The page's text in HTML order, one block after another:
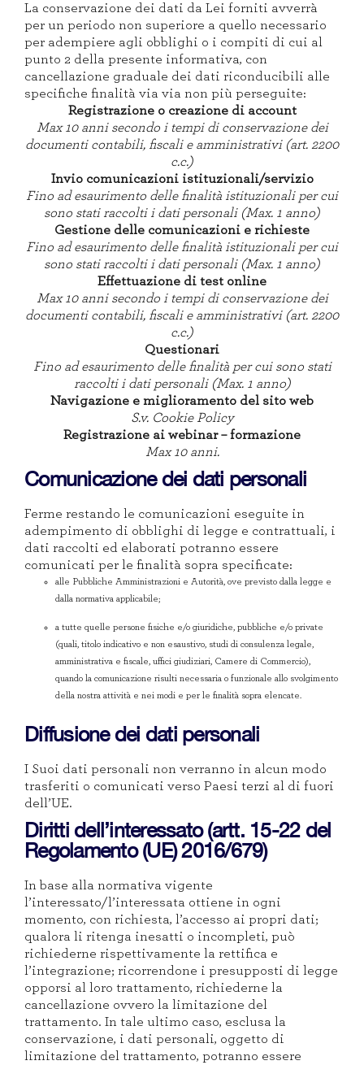
La conservazione dei dati da Lei forniti avverrà
per un periodo non superiore a quello necessario
per adempiere agli obblighi o i compiti di cui al
punto 2 della presente informativa, con
cancellazione graduale dei dati riconducibili alle
specifiche finalità via via non più perseguite:
Registrazione o creazione di account
Max 10 anni secondo i tempi di conservazione dei
documenti contabili, fiscali e amministrativi (art. 2200
c.c.)
Invio comunicazioni istituzionali/servizio
Fino ad esaurimento delle finalità istituzionali per cui
sono stati raccolti i dati personali (Max. 1 anno)
Gestione delle comunicazioni e richieste
Fino ad esaurimento delle finalità istituzionali per cui
sono stati raccolti i dati personali (Max. 1 anno)
Effettuazione di test online
Max 10 anni secondo i tempi di conservazione dei
documenti contabili, fiscali e amministrativi (art. 2200
c.c.)
Questionari
Fino ad esaurimento delle finalità per cui sono stati
raccolti i dati personali (Max. 1 anno)
Navigazione e miglioramento del sito web
S.v. Cookie Policy
Registrazione ai webinar – formazione
Max 10 anni.
Comunicazione dei dati personali
Ferme restando le comunicazioni eseguite in
adempimento di obblighi di legge e contrattuali, i
dati raccolti ed elaborati potranno essere
comunicati per le finalità sopra specificate:
alle Pubbliche Amministrazioni e Autorità, ove previsto dalla legge e
dalla normativa applicabile;
a tutte quelle persone fisiche e/o giuridiche, pubbliche e/o private
(quali, titolo indicativo e non esaustivo, studi di consulenza legale,
amministrativa e fiscale, uffici giudiziari, Camere di Commercio),
quando la comunicazione risulti necessaria o funzionale allo svolgimento
della nostra attività e nei modi e per le finalità sopra elencate.
Diffusione dei dati personali
I Suoi dati personali non verranno in alcun modo
trasferiti o comunicati verso Paesi terzi al di fuori
dell’UE.
Diritti dell’interessato (artt. 15-22 del
Regolamento (UE) 2016/679)
In base alla normativa vigente
l’interessato/l’interessata ottiene in ogni
momento, con richiesta, l’accesso ai propri dati;
qualora li ritenga inesatti o incompleti, può
richiederne rispettivamente la rettifica e
l’integrazione; ricorrendone i presupposti di legge
opporsi al loro trattamento, richiederne la
cancellazione ovvero la limitazione del
trattamento. In tale ultimo caso, esclusa la
conservazione, i dati personali, oggetto di
limitazione del trattamento, potranno essere